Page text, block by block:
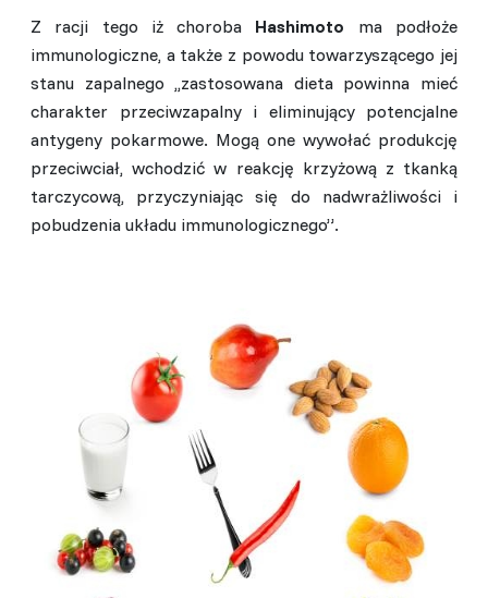
Z racji tego iż choroba Hashimoto ma podłoże
immunologiczne, a także z powodu towarzyszącego jej
stanu zapalnego ,,zastosowana dieta powinna mieć
charakter przeciwzapalny i eliminujący potencjalne
antygeny pokarmowe. Mogą one wywołać produkcję
przeciwciał, wchodzić w reakcję krzyżową z tkanką
tarczycową, przyczyniając się do nadwrażliwości i
pobudzenia układu immunologicznego”.